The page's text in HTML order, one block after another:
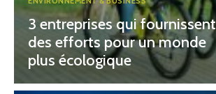
3 entreprises qui fournissent
des efforts pour un monde
plus écologique